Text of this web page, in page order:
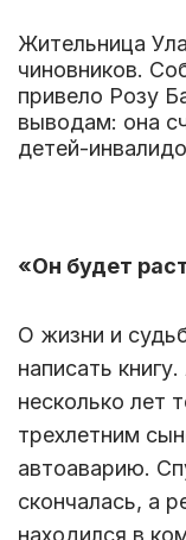
Жительница
чиновников.
привело Розу
выводам: она
детей-
«Он будет
О жизни и
написать
несколько лет
трехлетним
автоаварию.
скончалась, а
находился в